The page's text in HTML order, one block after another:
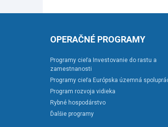
OPERAČNÉ PROGRAMY
Programy cieľa Investovanie do rastu a
zamestnanosti
Programy cieľa Európska územná
Program rozvoja vidieka
Rybné hospodárstvo
Ďalšie programy